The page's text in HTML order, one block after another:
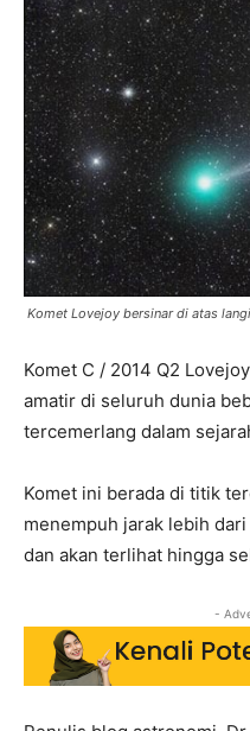
Komet Lovejoy bersinar di atas
Komet C / 2014 Q2
amatir di seluruh dunia
tercemerlang dalam
Komet ini berada di titik
menempuh jarak lebih
dan akan terlihat hingga
-